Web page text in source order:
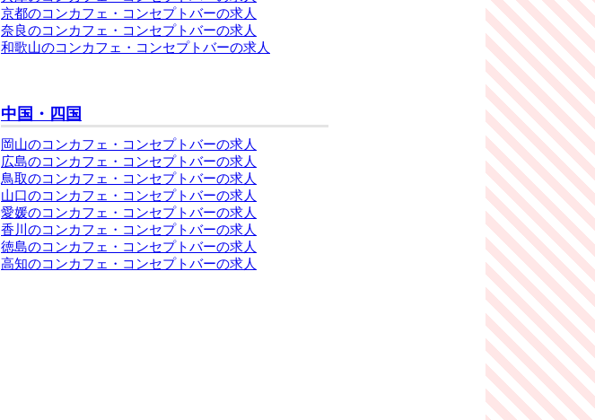
京都のコンカフェ・コンセプトバーの求人
奈良のコンカフェ・コンセプトバーの求人
和歌山のコンカフェ・コンセプトバーの求人
中国・四国
岡山のコンカフェ・コンセプトバーの求人
広島のコンカフェ・コンセプトバーの求人
鳥取のコンカフェ・コンセプトバーの求人
山口のコンカフェ・コンセプトバーの求人
愛媛のコンカフェ・コンセプトバーの求人
香川のコンカフェ・コンセプトバーの求人
徳島のコンカフェ・コンセプトバーの求人
高知のコンカフェ・コンセプトバーの求人